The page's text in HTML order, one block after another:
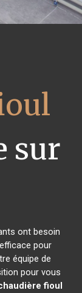
sur
ont besoin
pour
équipe de
pour vous
fioul